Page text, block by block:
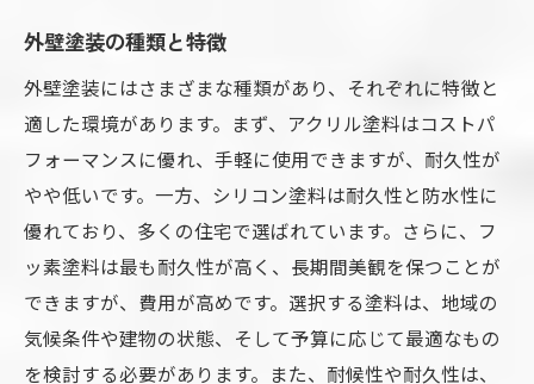
外壁塗装の種類と特徴
外壁塗装にはさまざまな種類があり、それぞれに特徴と
適した環境があります。まず、アクリル塗料はコストパ
フォーマンスに優れ、手軽に使用できますが、耐久性が
やや低いです。一方、シリコン塗料は耐久性と防水性に
優れており、多くの住宅で選ばれています。さらに、フ
ッ素塗料は最も耐久性が高く、長期間美観を保つことが
できますが、費用が高めです。選択する塗料は、地域の
気候条件や建物の状態、そして予算に応じて最適なもの
を検討する必要があります。また、耐候性や耐久性は、